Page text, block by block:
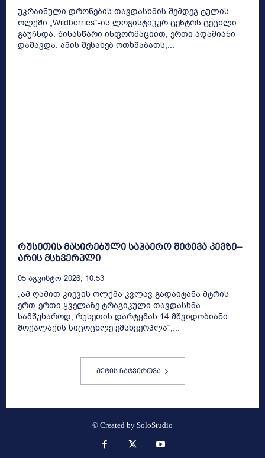
უკრაინული დრონების თავდასხმის შემდეგ ტულის
ოლქში „Wildberries“-ის ლოგისტიკურ ცენტრს ცეცხლი
გაუჩნდა. წინასწარი ინფორმაციით, ერთი ადამიანი
დაშავდა. ამის შესახებ ოთხშაბათს,...
რუსეთის მასირებული საჰაერო შეტევა კევზე–
არის მსხვერპლი
05 Აგვისტო 2026, 10:53
„ამ ღამით კიევის ოლქმა კვლავ გადაიტანა მტრის
ერთ-ერთი ყველაზე ტრაგიკული თავდასხმა.
სამწუხაროდ, რუსეთის დარტყმას 14 მშვიდობიანი
მოქალაქის სიცოცხლე ემსხვერპლა“,...
მეტის ჩატვირთვა
© Created by SoloStudio